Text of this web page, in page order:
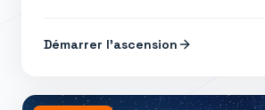
Démarrer l'ascension